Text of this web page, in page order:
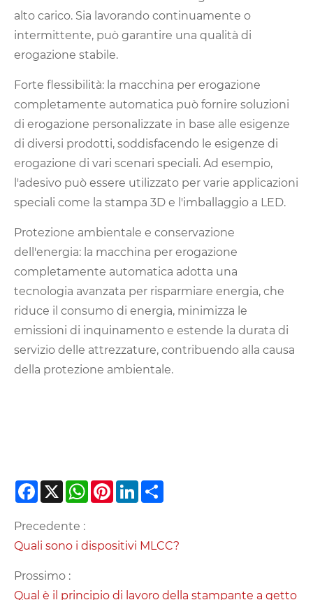
alto carico. Sia lavorando continuamente o
intermittente, può garantire una qualità di
erogazione stabile.
Forte flessibilità: la macchina per erogazione
completamente automatica può fornire soluzioni
di erogazione personalizzate in base alle esigenze
di diversi prodotti, soddisfacendo le esigenze di
erogazione di vari scenari speciali. Ad esempio,
l'adesivo può essere utilizzato per varie applicazioni
speciali come la stampa 3D e l'imballaggio a LED.
Protezione ambientale e conservazione
dell'energia: la macchina per erogazione
completamente automatica adotta una
tecnologia avanzata per risparmiare energia, che
riduce il consumo di energia, minimizza le
emissioni di inquinamento e estende la durata di
servizio delle attrezzature, contribuendo alla causa
della protezione ambientale.
Facebook
X WhatsApp
PinterestLinkedIn
Precedente :
Quali sono i dispositivi MLCC?
Prossimo :
Qual è il principio di lavoro della stampante a getto